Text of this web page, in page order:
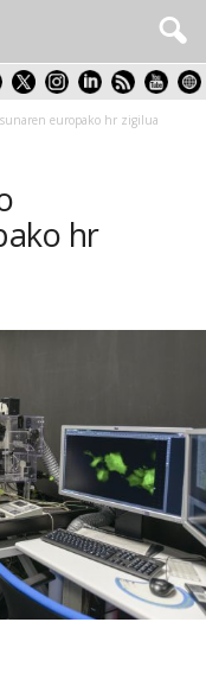
europako hr zigilua
hr